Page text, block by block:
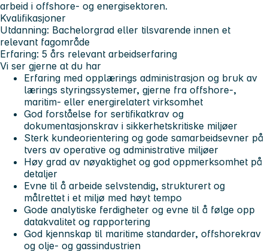
arbeid i offshore- og energisektoren.
Kvalifikasjoner
Utdanning: Bachelorgrad eller tilsvarende innen et
relevant fagområde
Erfaring: 5 års relevant arbeidserfaring
Vi ser gjerne at du har
Erfaring med opplærings administrasjon og bruk av
lærings styringssystemer, gjerne fra offshore-,
maritim- eller energirelatert virksomhet
God forståelse for sertifikatkrav og
dokumentasjonskrav i sikkerhetskritiske miljøer
Sterk kundeorientering og gode samarbeidsevner på
tvers av operative og administrative miljøer
Høy grad av nøyaktighet og god oppmerksomhet på
detaljer
Evne til å arbeide selvstendig, strukturert og
målrettet i et miljø med høyt tempo
Gode analytiske ferdigheter og evne til å følge opp
datakvalitet og rapportering
God kjennskap til maritime standarder, offshorekrav
og olje- og gassindustrien